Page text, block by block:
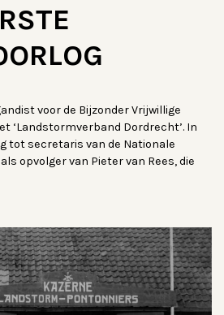
voor de Bijzonder Vrijwillige
‘Landstormverband Dordrecht’. In
tot secretaris van de Nationale
opvolger van Pieter van Rees, die